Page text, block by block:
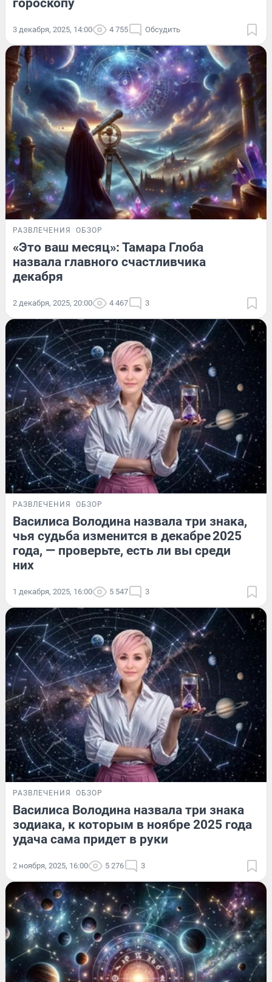
3 декабря, 2025, 14:00 4 755 Обсудить
РАЗВЛЕЧЕНИЯ ОБЗОР
«Это ваш месяц»: Тамара Глоба
назвала главного счастливчика
декабря
2 декабря, 2025, 20:00 4 467 3
РАЗВЛЕЧЕНИЯ ОБЗОР
Василиса Володина назвала три знака,
чья судьба изменится в декабре 2025
года, — проверьте, есть ли вы среди
них
1 декабря, 2025, 16:00 5 547 3
РАЗВЛЕЧЕНИЯ ОБЗОР
Василиса Володина назвала три знака
зодиака, к которым в ноябре 2025 года
удача сама придет в руки
2 ноября, 2025, 16:00 5 276 3